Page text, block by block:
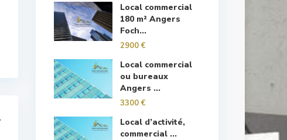
Local commercial
180 m² Angers
Foch...
2900 €
Local commercial
ou bureaux
Angers ...
3300 €
Local d’activité,
commercial ...